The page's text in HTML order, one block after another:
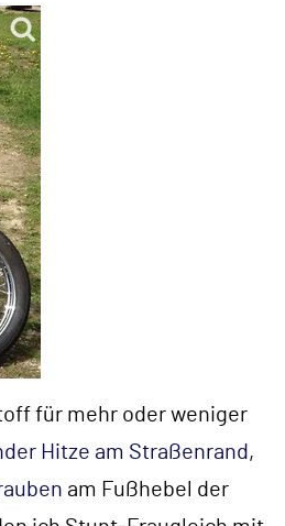
für mehr oder weniger
Hitze am Straßenrand ,
am Fußhebel der